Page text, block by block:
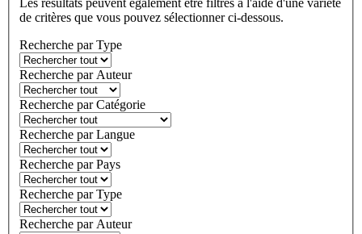
de critères que vous pouvez sélectionner ci-dessous.
Recherche par Type
Recherche par Auteur
Recherche par Catégorie
Recherche par Langue
Recherche par Pays
Recherche par Type
Recherche par Auteur